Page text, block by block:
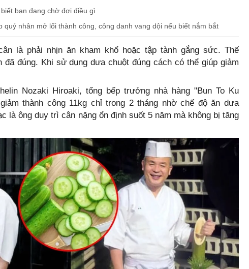
bạn đang chờ đợi điều gì
quý nhân mở lối thành công, công danh vang dội nếu biết nắm bắt
là phải nhịn ăn kham khổ hoặc tập tành gắng sức. Thế
đã đúng. Khi sử dụng dưa chuột đúng cách có thể giúp giảm
Nozaki Hiroaki, tổng bếp trưởng nhà hàng "Bun To Ku
thành công 11kg chỉ trong 2 tháng nhờ chế độ ăn dưa
là ông duy trì cân nặng ổn định suốt 5 năm mà không bị tăng